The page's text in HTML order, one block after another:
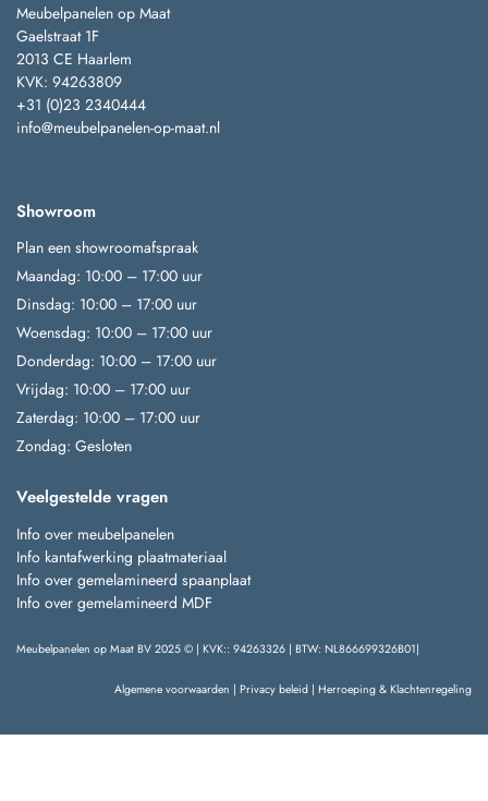
Meubelpanelen op Maat
Gaelstraat 1F
2013 CE Haarlem
KVK: 94263809
+31 (0)23 2340444
info@meubelpanelen-op-maat.nl
Showroom
Plan een showroomafspraak
Maandag: 10:00 – 17:00 uur
Dinsdag: 10:00 – 17:00 uur
Woensdag: 10:00 – 17:00 uur
Donderdag: 10:00 – 17:00 uur
Vrijdag: 10:00 – 17:00 uur
Zaterdag: 10:00 – 17:00 uur
Zondag: Gesloten
Veelgestelde vragen
Info over meubelpanelen
Info kantafwerking plaatmateriaal
Info over gemelamineerd spaanplaat
Info over gemelamineerd MDF
Meubelpanelen op Maat BV 2025 © | KVK:: 94263326 | BTW: NL866699326B01|
Algemene voorwaarden | Privacy beleid | Herroeping & Klachtenregeling